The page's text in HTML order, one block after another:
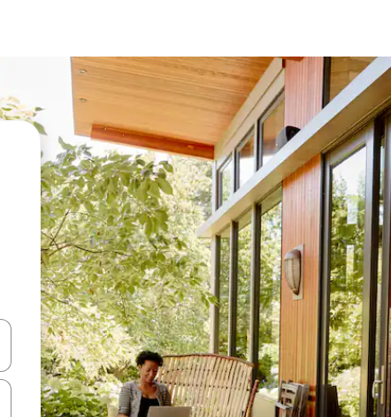
le haut et vers le bas pour les parcourir ou en appuyant et en